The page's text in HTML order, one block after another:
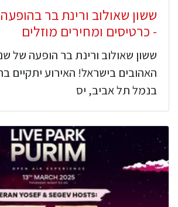
- כרטיסים ומחירים מוזלים
ששון שאולוב ורינת בר הופעה של
בנמל תל אביב, יס